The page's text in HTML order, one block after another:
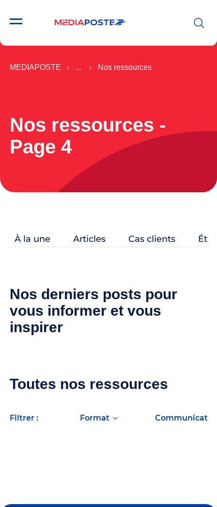
MEDIAPOSTE ... Nos ressources
Nos ressources -
Page 4
À la une Articles Cas clients
Nos derniers posts pour
vous informer et vous
inspirer
Toutes nos ressources
filtrer : format